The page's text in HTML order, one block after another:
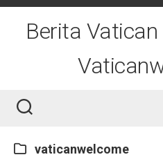
Skip
contentBerita
vaticanwelcome